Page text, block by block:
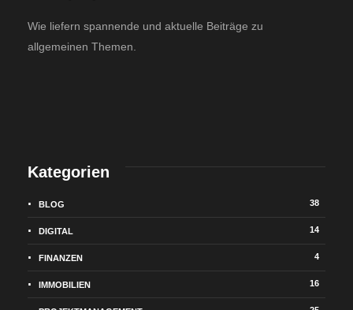
Wie liefern spannende und aktuelle Beiträge zu
allgemeinen Themen.
Kategorien
BLOG 38
DIGITAL 14
FINANZEN 4
IMMOBILIEN 16